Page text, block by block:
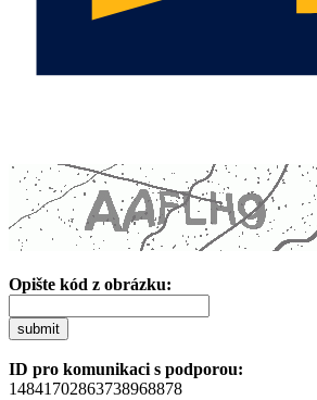
Opište kód z obrázku:
submit
ID pro komunikaci s podporou:
14841702863738968878